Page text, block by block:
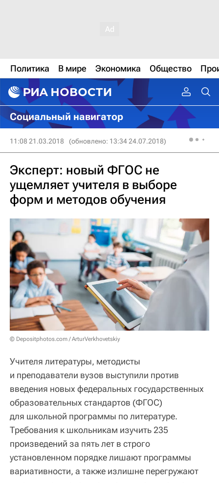
Политика В мире Экономика Общество
Социальный навигатор
11:08 21.03.2018 (обновлено: 13:34 24.07.2018)
Эксперт: новый ФГОС не
ущемляет учителя в выборе
форм и методов обучения
© Depositphotos.com / ArturVerkhovetskiy
Учителя литературы, методисты
и преподаватели вузов выступили против
введения новых федеральных государственных
образовательных стандартов (ФГОС)
для школьной программы по литературе.
Требования к школьникам изучить 235
произведений за пять лет в строго
установленном порядке лишают программы
вариативности, а также излишне перегружают